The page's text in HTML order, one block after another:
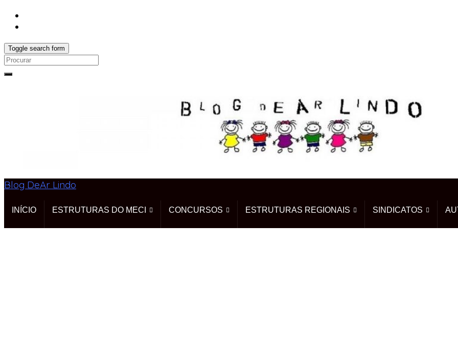
Toggle search form
Search
Blog DeAr Lindo
INÍCIO ESTRUTURAS DO MECI CONCURSOS ESTRUTURAS REGIONAIS SINDICATOS